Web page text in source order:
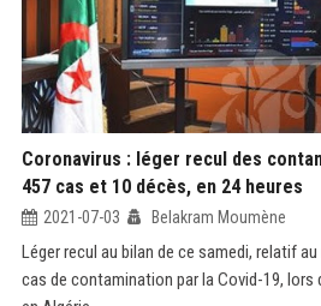
Coronavirus : léger recul des
457 cas et 10 décès, en 24 heures
2021-07-03 Belakram Moumène
Léger recul au bilan de ce samedi, relatif
cas de contamination par la Covid-19, lors